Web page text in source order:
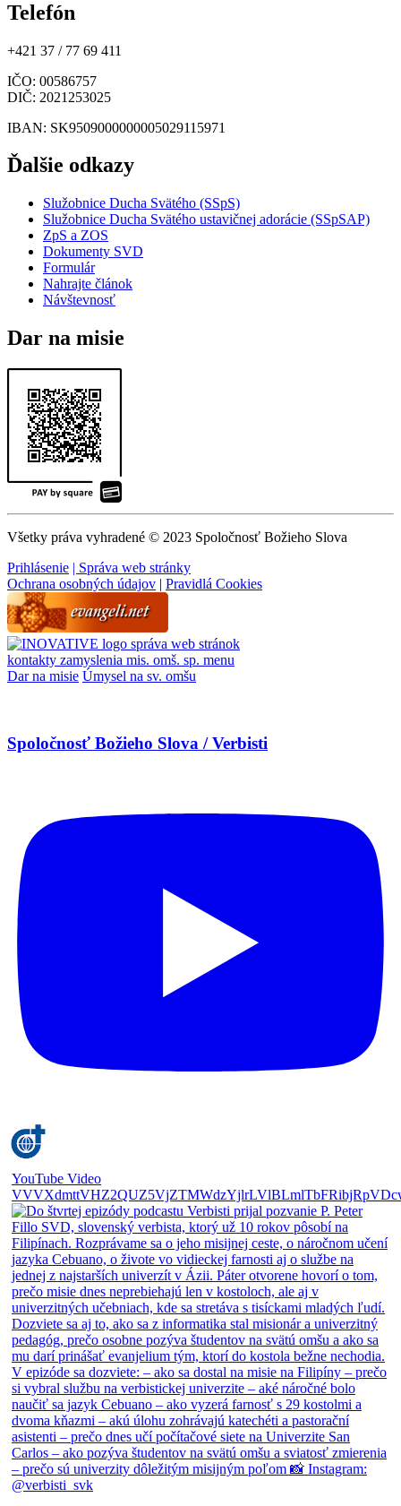
Telefón
+421 37 / 77 69 411
IČO: 00586757
DIČ: 2021253025
IBAN: SK9509000000005029115971
Ďalšie odkazy
Služobnice Ducha Svätého (SSpS)
Služobnice Ducha Svätého ustavičnej adorácie (SSpSAP)
ZpS a ZOS
Dokumenty SVD
Formulár
Nahrajte článok
Návštevnosť
Dar na misie
Všetky práva vyhradené © 2023 Spoločnosť Božieho Slova
Prihlásenie | Správa web stránky
Ochrana osobných údajov | Pravidlá Cookies
správa web stránok
kontakty zamyslenia mis. omš. sp. menu
Dar na misie Úmysel na sv. omšu
Spoločnosť Božieho Slova / Verbisti
YouTube Video